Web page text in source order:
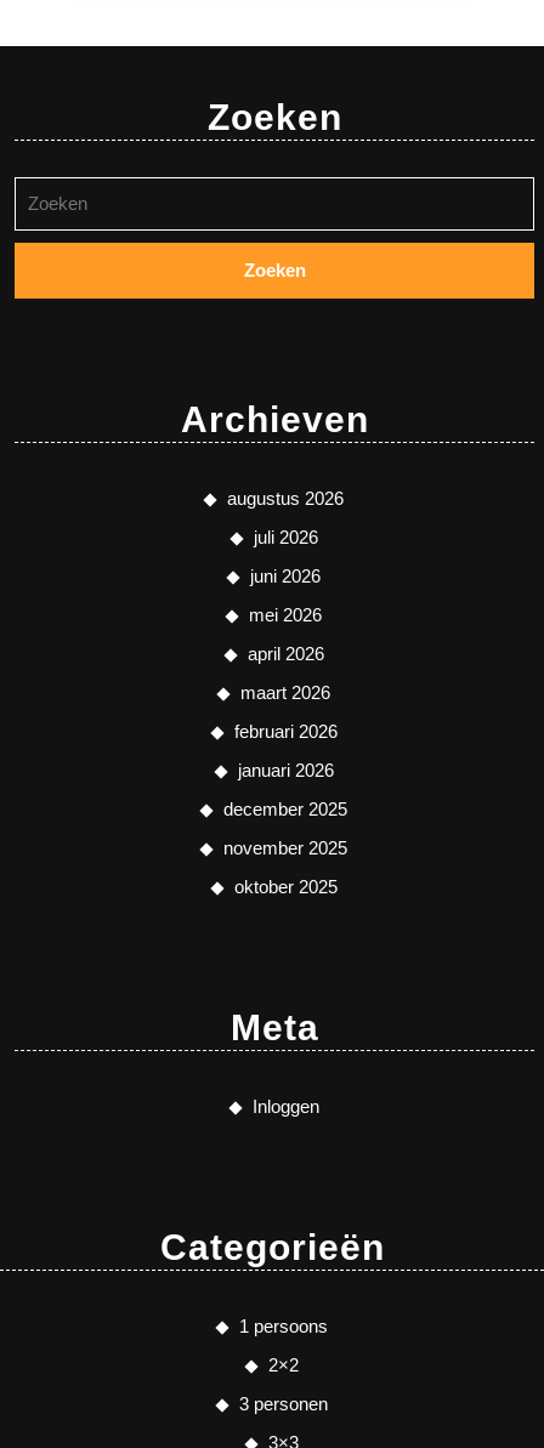
Zoeken
naar:
Archieven
augustus 2026
juli 2026
juni 2026
mei 2026
april 2026
maart 2026
februari 2026
januari 2026
december 2025
november 2025
oktober 2025
Meta
Inloggen
Categorieën
1 persoons
2×2
3 personen
3×3